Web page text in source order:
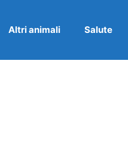
Altri animali Salute